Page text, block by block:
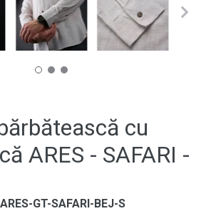
cu
ARES - SAFARI -
GT-SAFARI-BEJ-S